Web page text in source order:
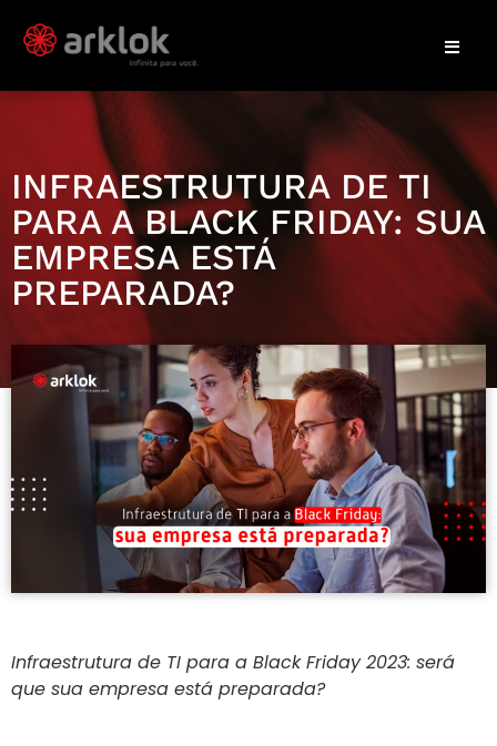
INFRAESTRUTURA DE TI
PARA A BLACK FRIDAY: SUA
EMPRESA ESTÁ
PREPARADA?
Infraestrutura de TI para a Black Friday 2023: será
que sua empresa está preparada?